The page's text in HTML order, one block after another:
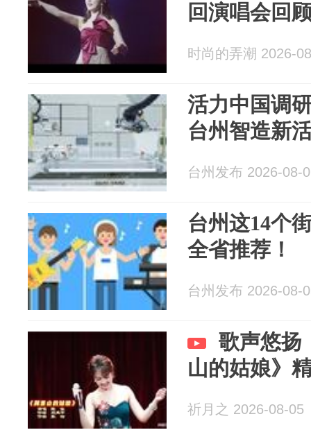
回演唱会回
时尚的弄潮 2026-
活力中国调
台州智造新
台州发布 2026-08-
台州这14个
全省推荐！
台州发布 2026-08-
歌声悠扬
山的姑娘》
祈月之 2026-08-05